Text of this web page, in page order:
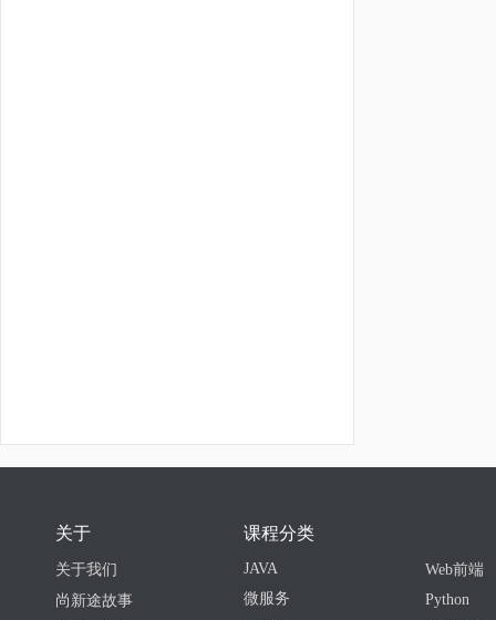
关于
关于我们
尚新途故事
课程分类
JAVA
微服务
Web前端
Python